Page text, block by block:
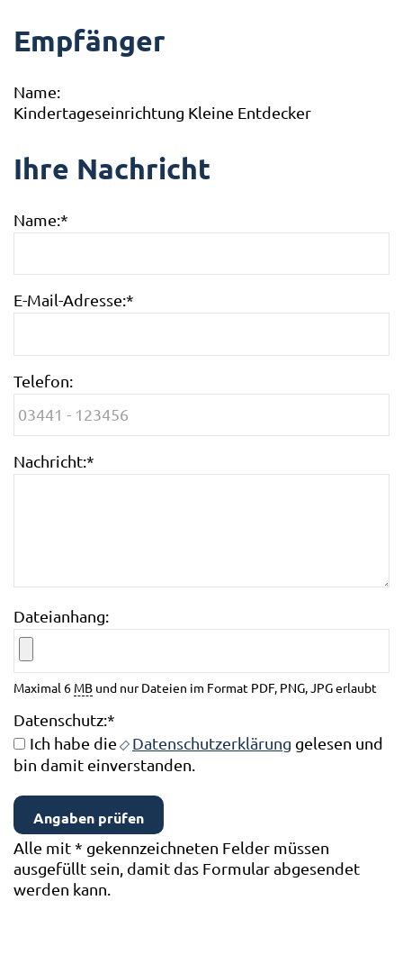
Empfänger
Name:
Kindertageseinrichtung Kleine Entdecker
Ihre Nachricht
Name:*
E-Mail-Adresse:*
Telefon:
Nachricht:*
Dateianhang:
Maximal 6 MB und nur Dateien im Format PDF, PNG, JPG erlaubt
Datenschutz:*
Ich habe die
Datenschutzerklärung gelesen und
bin damit einverstanden.
Alle mit* gekennzeichneten Felder müssen
ausgefüllt sein, damit das Formular abgesendet
werden kann.